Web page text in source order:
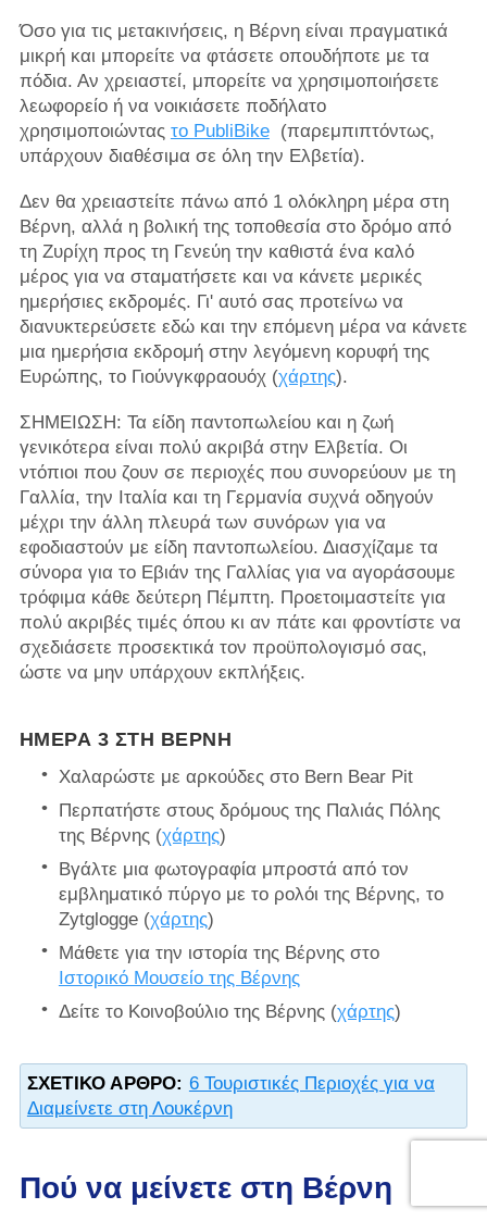
Όσο για τις μετακινήσεις, η Βέρνη είναι πραγματικά
μικρή και μπορείτε να φτάσετε οπουδήποτε με τα
πόδια. Αν χρειαστεί, μπορείτε να χρησιμοποιήσετε
λεωφορείο ή να νοικιάσετε ποδήλατο
χρησιμοποιώντας το PubliBike(παρεμπιπτόντως,
υπάρχουν διαθέσιμα σε όλη την Ελβετία).
Δεν θα χρειαστείτε πάνω από 1 ολόκληρη μέρα στη
Βέρνη, αλλά η βολική της τοποθεσία στο δρόμο από
τη Ζυρίχη προς τη Γενεύη την καθιστά ένα καλό
μέρος για να σταματήσετε και να κάνετε μερικές
ημερήσιες εκδρομές. Γι' αυτό σας προτείνω να
διανυκτερεύσετε εδώ και την επόμενη μέρα να κάνετε
μια ημερήσια εκδρομή στην λεγόμενη κορυφή της
Ευρώπης, το Γιούνγκφραουόχ (χάρτης).
ΣΗΜΕΙΩΣΗ: Τα είδη παντοπωλείου και η ζωή
γενικότερα είναι πολύ ακριβά στην Ελβετία. Οι
ντόπιοι που ζουν σε περιοχές που συνορεύουν με τη
Γαλλία, την Ιταλία και τη Γερμανία συχνά οδηγούν
μέχρι την άλλη πλευρά των συνόρων για να
εφοδιαστούν με είδη παντοπωλείου. Διασχίζαμε τα
σύνορα για το Εβιάν της Γαλλίας για να αγοράσουμε
τρόφιμα κάθε δεύτερη Πέμπτη. Προετοιμαστείτε για
πολύ ακριβές τιμές όπου κι αν πάτε και φροντίστε να
σχεδιάσετε προσεκτικά τον προϋπολογισμό σας,
ώστε να μην υπάρχουν εκπλήξεις.
ΗΜΈΡΑ 3 ΣΤΗ ΒΈΡΝΗ
Χαλαρώστε με αρκούδες στο Bern Bear Pit
Περπατήστε στους δρόμους της Παλιάς Πόλης
της Βέρνης (χάρτης)
Βγάλτε μια φωτογραφία μπροστά από τον
εμβληματικό πύργο με το ρολόι της Βέρνης, το
Zytglogge (χάρτης)
Μάθετε για την ιστορία της Βέρνης στο
Ιστορικό Μουσείο της Βέρνης
Δείτε το Κοινοβούλιο της Βέρνης (χάρτης)
ΣΧΕΤΙΚΌ ΆΡΘΡΟ: 6 Τουριστικές Περιοχές για να
Διαμείνετε στη Λουκέρνη
Πού να μείνετε στη Βέρνη